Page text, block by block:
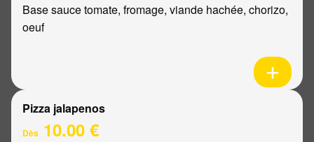
Base sauce tomate, fromage, viande hachée, chorizo,
oeuf
Pizza jalapenos
Dès 10.00 €